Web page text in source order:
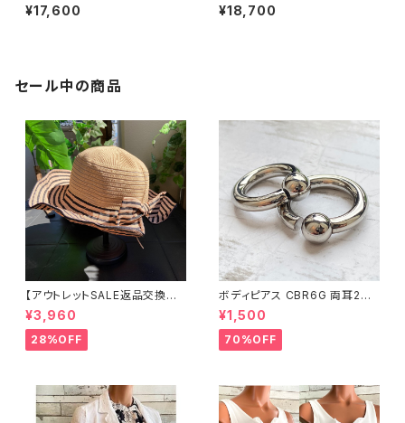
｜LONKEL PARIS｜タイトワン
ピース｜ジャージワンピース/白
¥17,600
｜FIFILLES de PARIS フィフィ
ーユ・パリ｜プリントワンピース
¥18,700
セール中の商品
【アウトレットSALE返品交換不
可8/20まで】つば広サマーハッ
ト・通気性・軽量 ワイヤー入りハ
ット ボーダー＆BIGリボン・女優
帽 UV/紫外線対策 レディースハ
¥3,960
28%OFF
ボディピアス CBR6G 両耳2個
セット 1ボール ネジ式 簡単脱着
サージカルステンレス NY直輸
入
¥1,500
70%OFF